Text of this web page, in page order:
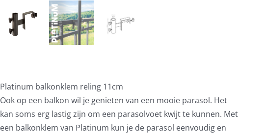
Platinum balkonklem reling 11cm
Ook op een balkon wil je genieten van een mooie parasol. Het
kan soms erg lastig zijn om een parasolvoet kwijt te kunnen. Met
een balkonklem van Platinum kun je de parasol eenvoudig en